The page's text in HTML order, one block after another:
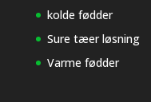
kolde fødder
Sure tæer løsning
Varme fødder